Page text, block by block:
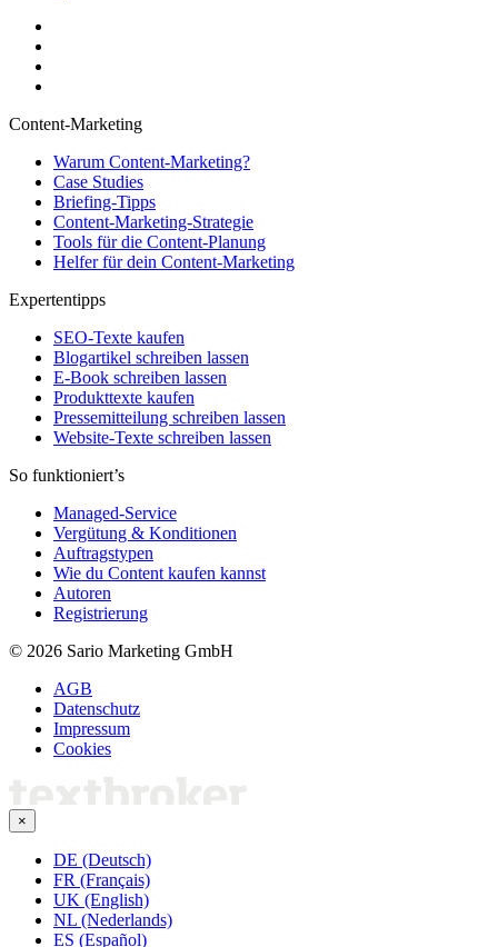
Content-Marketing
Warum Content-Marketing?
Case Studies
Briefing-Tipps
Content-Marketing-Strategie
Tools für die Content-Planung
Helfer für dein Content-Marketing
Expertentipps
SEO-Texte kaufen
Blogartikel schreiben lassen
E-Book schreiben lassen
Produkttexte kaufen
Pressemitteilung schreiben lassen
Website-Texte schreiben lassen
So funktioniert’s
Managed-Service
Vergütung & Konditionen
Auftragstypen
Wie du Content kaufen kannst
Autoren
Registrierung
© 2026 Sario Marketing GmbH
AGB
Datenschutz
Impressum
Cookies
×
DE (Deutsch)
FR (Français)
UK (English)
NL (Nederlands)
ES (Español)